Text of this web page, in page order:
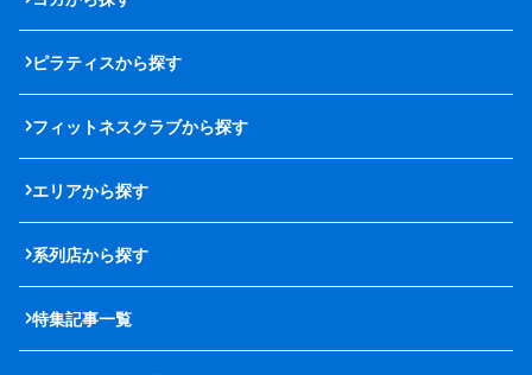
ピラティスから探す
フィットネスクラブから探す
エリアから探す
系列店から探す
特集記事一覧